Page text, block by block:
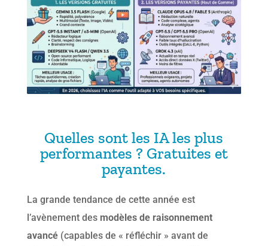
Quelles sont les IA les plus
performantes ? Gratuites et
payantes.
La grande tendance de cette année est
l’avènement des modèles de raisonnement
avancé(capables de « réfléchir » avant de